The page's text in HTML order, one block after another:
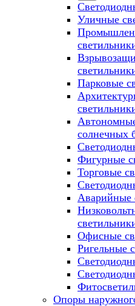
Уличные
Парковые
солнечных
Фигурные
Торговые
Аварийные
Офисные
Ригельные
Опоры